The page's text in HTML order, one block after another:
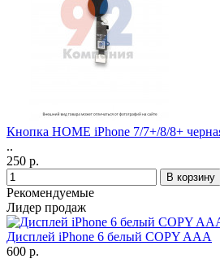
Кнопка HOME iPhone 7/7+/8/8+
..
250 р.
Рекомендуемые
Лидер продаж
Дисплей iPhone 6 белый COPY AAA
600 р.